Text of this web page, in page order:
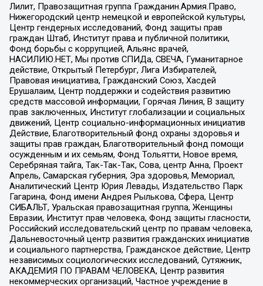
Лилит, Правозащитная группа Гражданин.Армия.Право,
Нижегородский центр немецкой и европейской культуры,
Центр гендерных исследований, Фонд защиты прав
граждан Штаб, Институт права и публичной политики,
Фонд борьбы с коррупцией, Альянс врачей,
НАСИЛИЮ.НЕТ, Мы против СПИДа, СВЕЧА, Гуманитарное
действие, Открытый Петербург, Лига Избирателей,
Правовая инициатива, Гражданский Союз, Хасдей
Ерушалаим, Центр поддержки и содействия развитию
средств массовой информации, Горячая Линия, В защиту
прав заключенных, Институт глобализации и социальных
движений, Центр социально-информационных инициатив
Действие, Благотворительный фонд охраны здоровья и
защиты прав граждан, Благотворительный фонд помощи
осужденным и их семьям, Фонд Тольятти, Новое время,
Серебряная тайга, Так-Так-Так, Сова, центр Анна, Проект
Апрель, Самарская губерния, Эра здоровья, Мемориал,
Аналитический Центр Юрия Левады, Издательство Парк
Гагарина, Фонд имени Андрея Рылькова, Сфера, Центр
СИБАЛЬТ, Уральская правозащитная группа, Женщины
Евразии, Институт прав человека, Фонд защиты гласности,
Российский исследовательский центр по правам человека,
Дальневосточный центр развития гражданских инициатив
и социального партнерства, Гражданское действие, Центр
независимых социологических исследований, Сутяжник,
АКАДЕМИЯ ПО ПРАВАМ ЧЕЛОВЕКА, Центр развития
некоммерческих организаций, Частное учреждение в